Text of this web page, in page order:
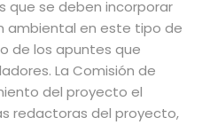
que se deben incorporar
ambiental en este tipo de
de los apuntes que
La Comisión de
del proyecto el
redactoras del proyecto,